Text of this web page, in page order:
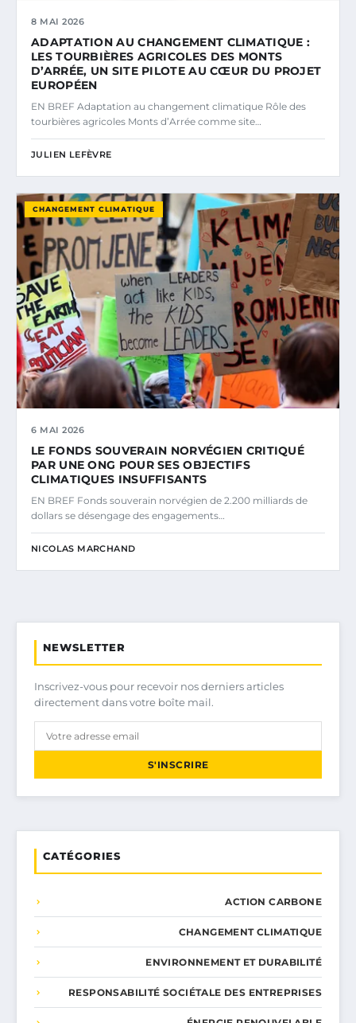
8 MAI 2026
ADAPTATION AU CHANGEMENT CLIMATIQUE :
LES TOURBIÈRES AGRICOLES DES MONTS
D’ARRÉE, UN SITE PILOTE AU CŒUR DU PROJET
EUROPÉEN
EN BREF Adaptation au changement climatique Rôle des
tourbières agricoles Monts d’Arrée comme site…
JULIEN LEFÈVRE
CHANGEMENT CLIMATIQUE
6 MAI 2026
LE FONDS SOUVERAIN NORVÉGIEN CRITIQUÉ
PAR UNE ONG POUR SES OBJECTIFS
CLIMATIQUES INSUFFISANTS
EN BREF Fonds souverain norvégien de 2.200 milliards de
dollars se désengage des engagements…
NICOLAS MARCHAND
NEWSLETTER
Inscrivez-vous pour recevoir nos derniers articles
directement dans votre boîte mail.
S'INSCRIRE
CATÉGORIES
ACTION CARBONE
CHANGEMENT CLIMATIQUE
ENVIRONNEMENT ET DURABILITÉ
RESPONSABILITÉ SOCIÉTALE DES ENTREPRISES